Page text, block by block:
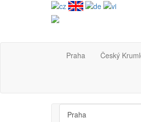
Praha Český
Praha